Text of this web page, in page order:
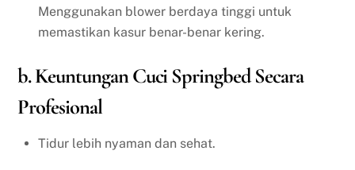
Menggunakan blower berdaya tinggi untuk
memastikan kasur benar-benar kering.
b. Keuntungan Cuci Springbed Secara
Profesional
Tidur lebih nyaman dan sehat.